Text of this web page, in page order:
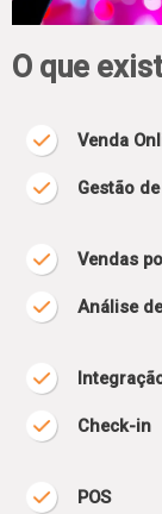
O que
Venda
Gestão
Vendas
Análise
Check-in
POS